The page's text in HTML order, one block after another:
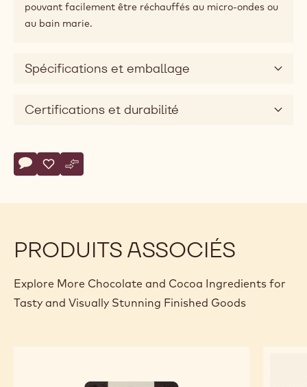
pouvant facilement être réchauffés au micro-ondes ou
au bain marie.
Spécifications et emballage
Certifications et durabilité
Actions
Écrire un commentaire
- Pinguino Fondente
Sauvegarder
- Pinguino Fondente
Comparer
- Pinguino Fondente
PRODUITS ASSOCIÉS
Explore More Chocolate and Cocoa Ingredients for
Tasty and Visually Stunning Finished Goods